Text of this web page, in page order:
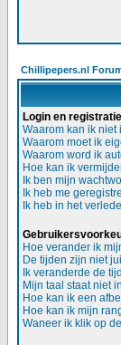
Chillipepers.nl
Login en registratie
Waarom kan ik niet
Waarom moet ik
Waarom word ik
Hoe kan ik
Ik ben mijn
Ik heb me
Ik heb in het
Hoe verander ik
De tijden zijn niet
Ik veranderde de
Mijn taal staat niet
Hoe kan ik een
Hoe kan ik mijn
Waneer ik klik op